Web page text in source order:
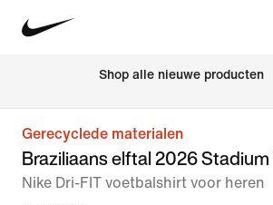
Shop alle nieuwe producten
Gerecyclede materialen
Braziliaans elftal 2026
Nike Dri-FIT voetbalshirt voor heren